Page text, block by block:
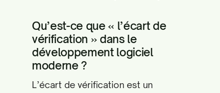
Qu’est-ce que « l’écart de
vérification » dans le
développement logiciel
moderne ?
L’écart de vérification est un